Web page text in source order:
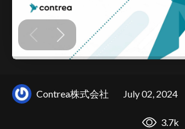
Contrea株式会社 July 02, 2024
3.7k